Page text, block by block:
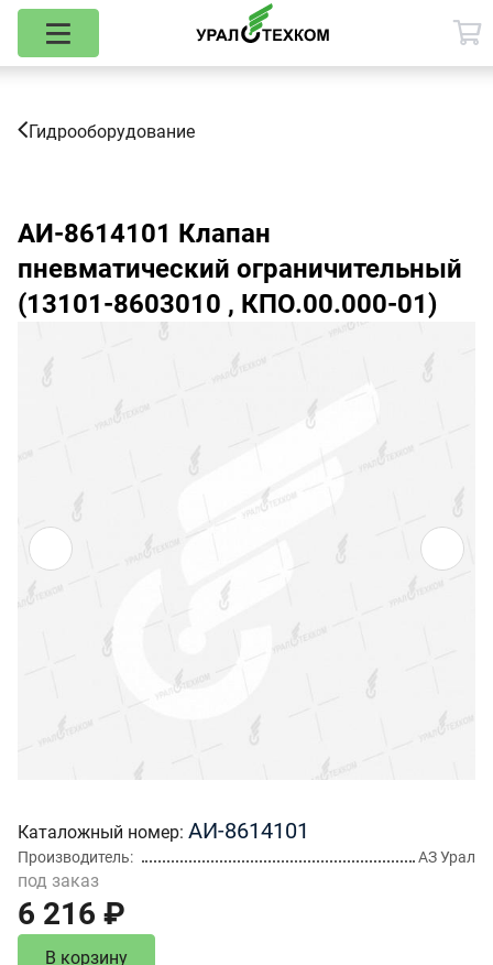
Гидрооборудование
АИ-8614101 Клапан
пневматический ограничительный
(13101-8603010 , КПО.00.000-01)
Каталожный номер АИ-8614101
Производитель АЗ Урал
под заказ
6 216 ₽
В корзину